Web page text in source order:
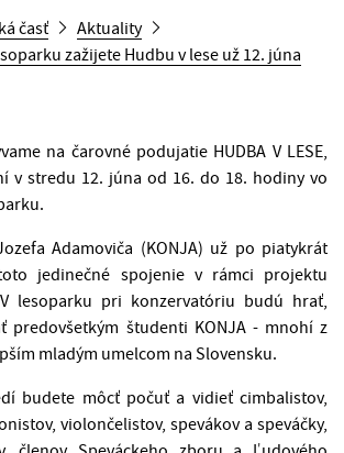
časť
Aktuality
zažijete Hudbu v lese už 12. júna
na čarovné podujatie HUDBA V LESE,
v stredu 12. júna od 16. do 18. hodiny vo
Adamoviča (KONJA) už po piatykrát
jedinečné spojenie v rámci projektu
V lesoparku pri konzervatóriu budú hrať,
predovšetkým študenti KONJA - mnohí z
mladým umelcom na Slovensku.
budete môcť počuť a vidieť cimbalistov,
violončelistov, spevákov a speváčky,